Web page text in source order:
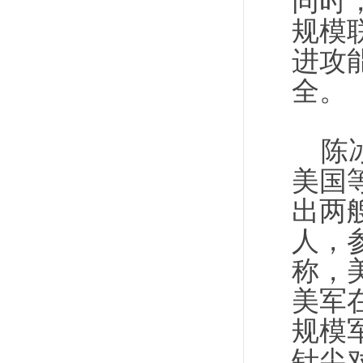
规模
进攻
全。
陈
美国
出两
人，
称，
美军
规模